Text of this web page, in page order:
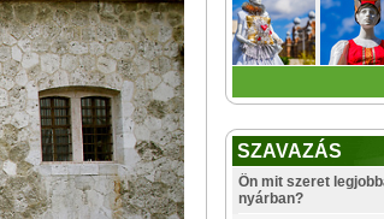
SZAVAZÁS
Ön mit szeret
nyárban?